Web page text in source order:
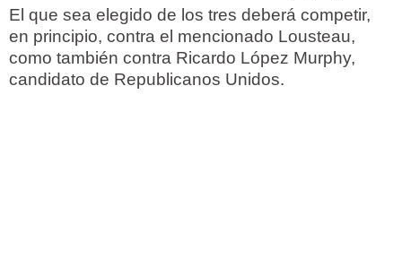
El que sea elegido de los tres deberá competir,
en principio, contra el mencionado Lousteau,
como también contra Ricardo López Murphy,
candidato de Republicanos Unidos.